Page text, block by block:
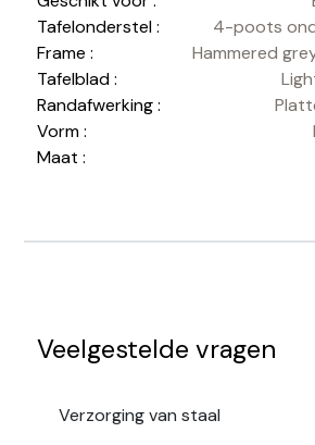
Tafelonderstel :
4-poots
Frame :
Hammered
Tafelblad :
Randafwerking :
Vorm :
Maat :
Veelgestelde vragen
Verzorging van staal